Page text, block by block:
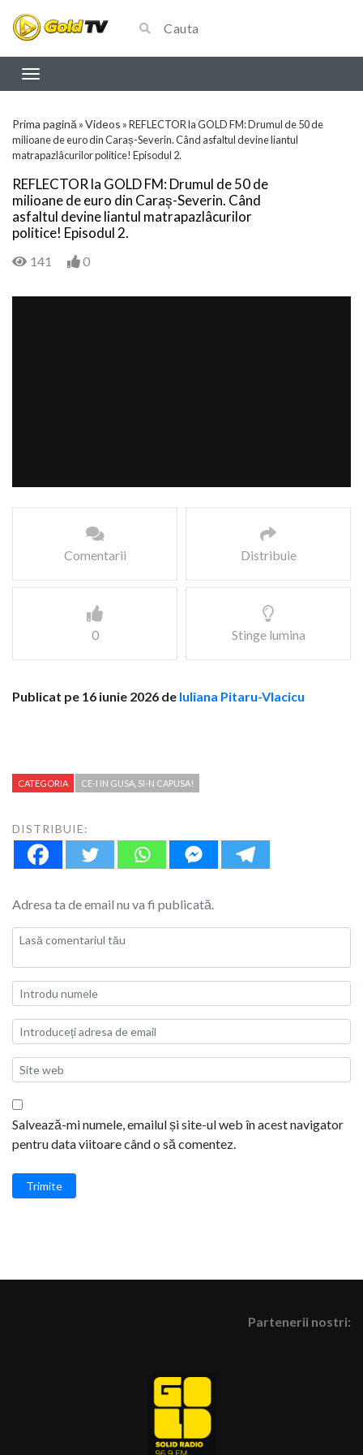
Prima pagină »Videos »REFLECTOR la GOLD FM: Drumul de 50 de
milioane de euro din Caraș-Severin. Când asfaltul devine liantul
matrapazlâcurilor politice! Episodul 2.
REFLECTOR la GOLD FM: Drumul de 50 de
milioane de euro din Caraș-Severin. Când
asfaltul devine liantul matrapazlâcurilor
politice! Episodul 2.
141 0
Comentarii Distribuie
0 Stinge lumina
Publicat pe 16 iunie 2026 de Iuliana Pitaru-Vlacicu
CATEGORIA CE-I IN GUSA, SI-N CAPUSA!
DISTRIBUIE:
Adresa ta de email nu va fi publicată.
Salvează-mi numele, emailul și site-ul web în acest navigator
pentru data viitoare când o să comentez.
Trimite
Partenerii nostri: